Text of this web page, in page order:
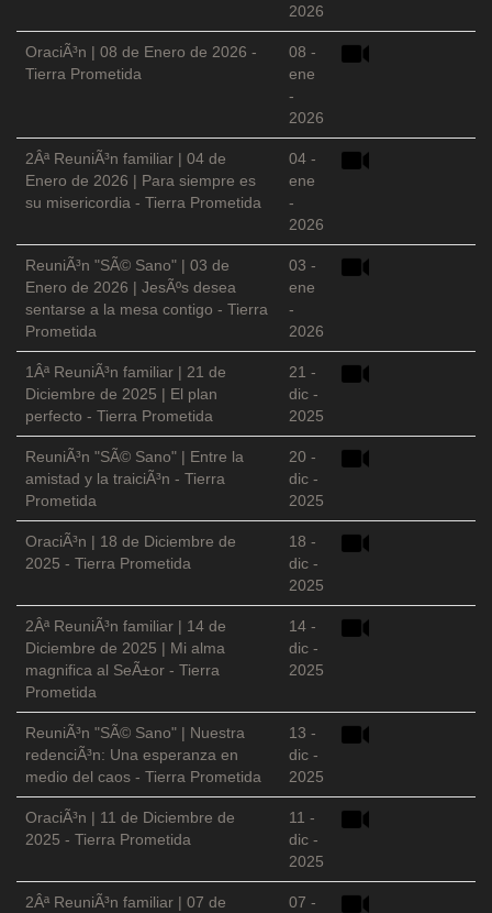
2026
OraciÃ³n | 08 de Enero de 2026 -
Tierra Prometida
08 -
ene
-
2026
2Âª ReuniÃ³n familiar | 04 de
Enero de 2026 | Para siempre es
su misericordia - Tierra Prometida
04 -
ene
-
2026
ReuniÃ³n "SÃ© Sano" | 03 de
Enero de 2026 | JesÃºs desea
sentarse a la mesa contigo - Tierra
Prometida
03 -
ene
-
2026
1Âª ReuniÃ³n familiar | 21 de
Diciembre de 2025 | El plan
perfecto - Tierra Prometida
21 -
dic -
2025
ReuniÃ³n "SÃ© Sano" | Entre la
amistad y la traiciÃ³n - Tierra
Prometida
20 -
dic -
2025
OraciÃ³n | 18 de Diciembre de
2025 - Tierra Prometida
18 -
dic -
2025
2Âª ReuniÃ³n familiar | 14 de
Diciembre de 2025 | Mi alma
magnifica al SeÃ±or - Tierra
Prometida
14 -
dic -
2025
ReuniÃ³n "SÃ© Sano" | Nuestra
redenciÃ³n: Una esperanza en
medio del caos - Tierra Prometida
13 -
dic -
2025
OraciÃ³n | 11 de Diciembre de
2025 - Tierra Prometida
11 -
dic -
2025
2Âª ReuniÃ³n familiar | 07 de
07 -